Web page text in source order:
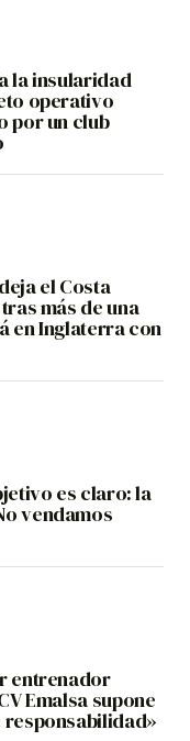
la insularidad
operativo
por un club
el Costa
más de una
en Inglaterra con
es claro: la
vendamos
entrenador
Emalsa supone